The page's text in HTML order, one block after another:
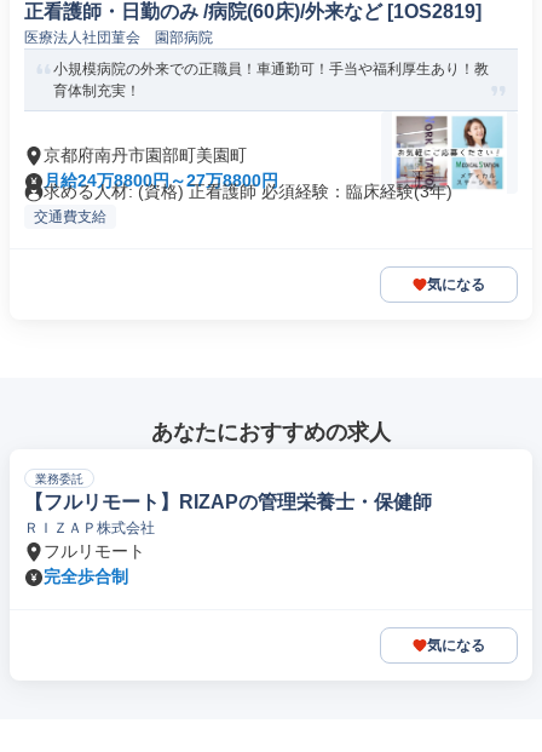
正看護師・日勤のみ /病院(60床)/外来など [1OS2819]
医療法人社団菫会 園部病院
小規模病院の外来での正職員！車通勤可！手当や福利厚生あり！教
育体制充実！
京都府南丹市園部町美園町
月給24万8800円～27万8800円
求める人材: (資格) 正看護師 必須経験：臨床経験(3年)
交通費支給
気になる
あなたにおすすめの求人
業務委託
【フルリモート】RIZAPの管理栄養士・保健師
ＲＩＺＡＰ株式会社
フルリモート
完全歩合制
気になる